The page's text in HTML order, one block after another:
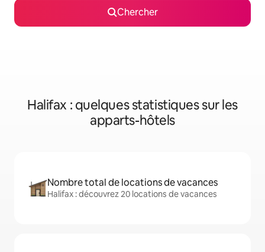
Chercher
Halifax : quelques statistiques sur les
apparts-hôtels
Nombre total de locations de vacances
Halifax : découvrez 20 locations de vacances